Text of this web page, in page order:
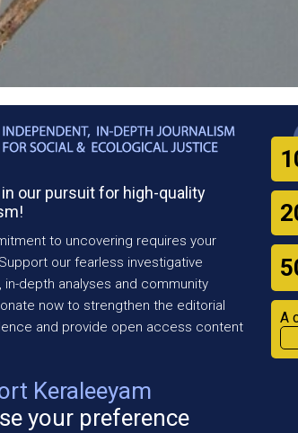
our pursuit for high-quality
to uncovering requires your
our fearless investigative
in-depth analyses and community
now to strengthen the editorial
and provide open access content
Keraleeyam
your preference
A